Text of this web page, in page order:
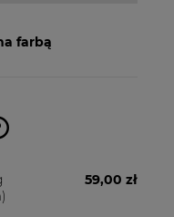
farbą
kosztów płatności
59,00 zł